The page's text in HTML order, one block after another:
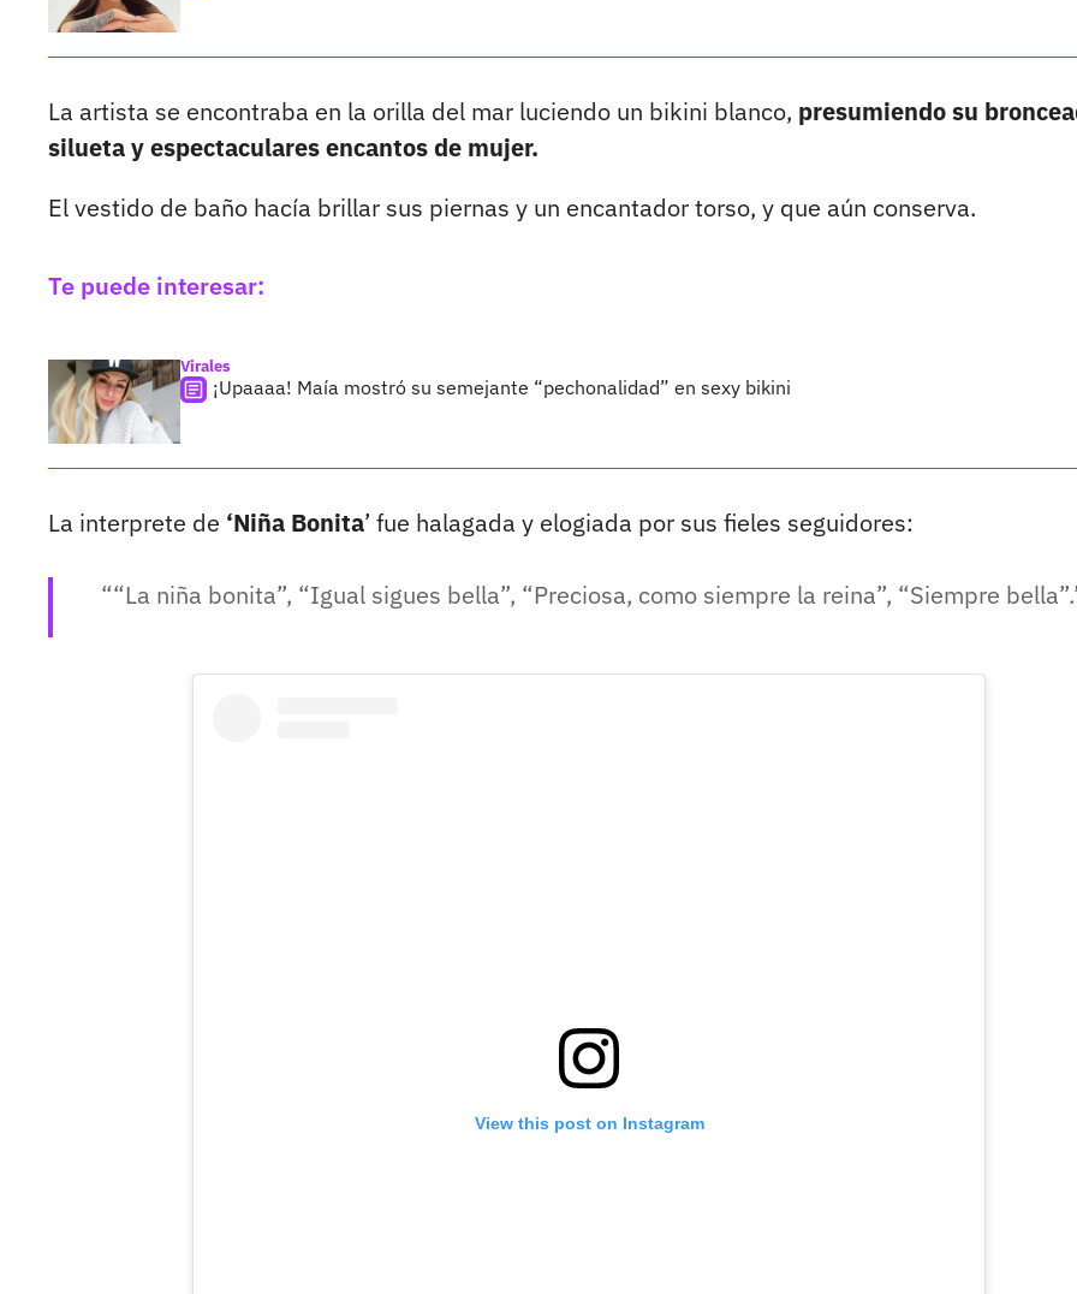
La artista se encontraba en la orilla del mar luciendo un bikini blanco, presumiendo su
silueta y espectaculares encantos de mujer.
El vestido de baño hacía brillar sus piernas y un encantador torso, y que aún conserva.
Te puede interesar:
Virales
¡Upaaaa! Maía mostró su semejante “pechonalidad” en sexy bikini
La interprete de ‘Niña Bonita’ fue halagada y elogiada por sus fieles seguidores:
“La niña bonita”, “Igual sigues bella”, “Preciosa, como siempre la reina”, “Siempre bella”.
View this post on Instagram